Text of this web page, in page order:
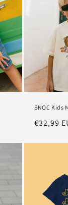
SNOC Kids
Precio
€32,99